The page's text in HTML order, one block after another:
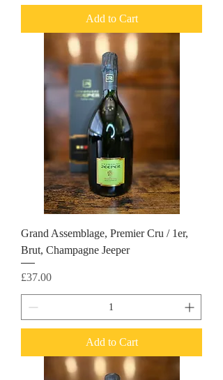
Add to Cart
Grand Assemblage, Premier Cru / 1er,
Brut, Champagne Jeeper
Price
£37.00
Add to Cart